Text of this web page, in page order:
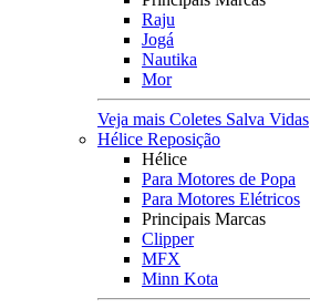
Raju
Jogá
Nautika
Mor
Veja mais Coletes Salva Vidas
Hélice Reposição
Hélice
Para Motores de Popa
Para Motores Elétricos
Principais Marcas
Clipper
MFX
Minn Kota